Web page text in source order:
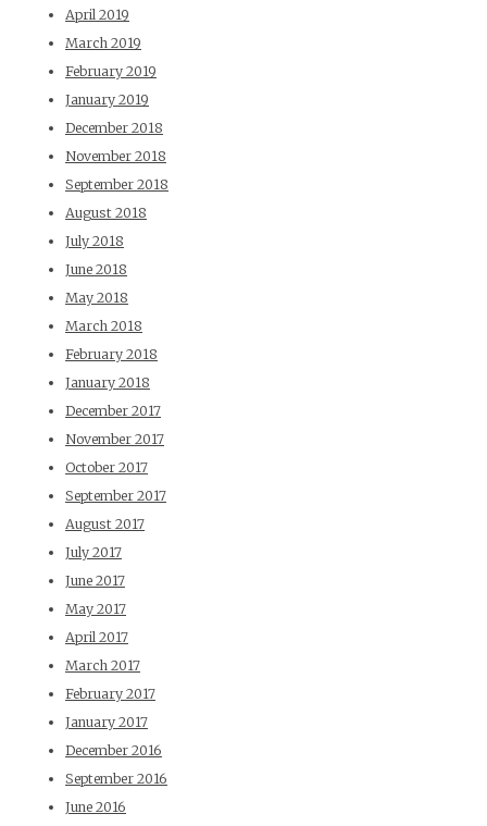
April 2019
March 2019
February 2019
January 2019
December 2018
November 2018
September 2018
August 2018
July 2018
June 2018
May 2018
March 2018
February 2018
January 2018
December 2017
November 2017
October 2017
September 2017
August 2017
July 2017
June 2017
May 2017
April 2017
March 2017
February 2017
January 2017
December 2016
September 2016
June 2016